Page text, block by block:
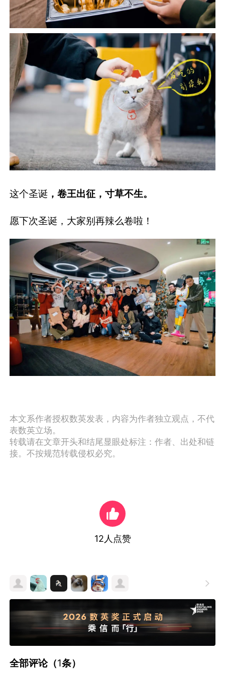
这个圣诞 ，卷王出征，寸草不生。
愿下次圣诞，大家别再辣么卷啦！
本文系作者授权数英发表，内容为作者独立观点，不代
表数英立场。
转载请在文章开头和结尾显眼处标注：作者、出处和链
接。不按规范转载侵权必究。
12 人点赞

全部评论（1条）